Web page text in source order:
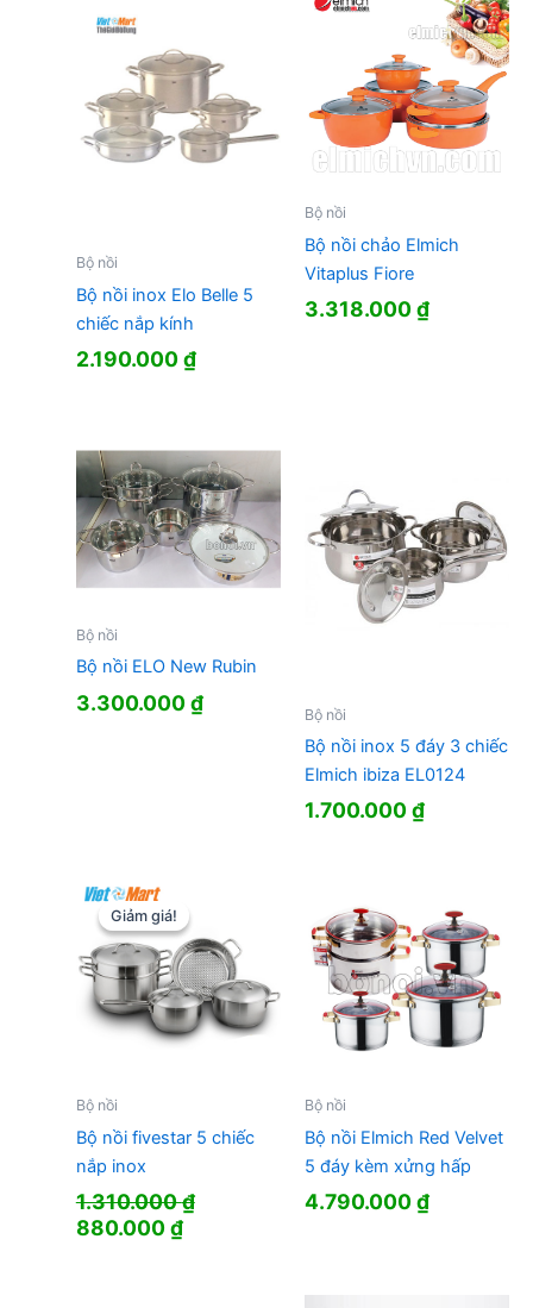
Bộ nồi
Bộ nồi inox Elo Belle 5
chiếc nắp kính
2.190.000₫
Bộ nồi
Bộ nồi chảo Elmich
Vitaplus Fiore
3.318.000₫
Bộ nồi
Bộ nồi ELO New Rubin
3.300.000₫ Bộ nồi
Bộ nồi inox 5 đáy 3 chiếc
Elmich ibiza EL0124
1.700.000₫
Giảm giá!
Giảm giá!
Bộ nồi
Bộ nồi fivestar 5 chiếc
nắp inox
1.310.000₫
Giá
880.000₫Giá
Bộ nồi
Bộ nồi Elmich Red Velvet
5 đáy kèm xửng hấp
4.790.000₫